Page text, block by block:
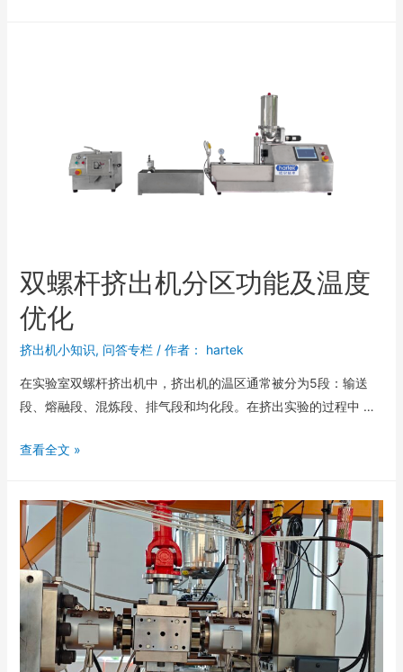
双螺杆挤出机分区功能及温度
优化
挤出机小知识, 问答专栏/ 作者： hartek
在实验室双螺杆挤出机中，挤出机的温区通常被分为5段：输送
段、熔融段、混炼段、排气段和均化段。在挤出实验的过程中 …
查看全文 »